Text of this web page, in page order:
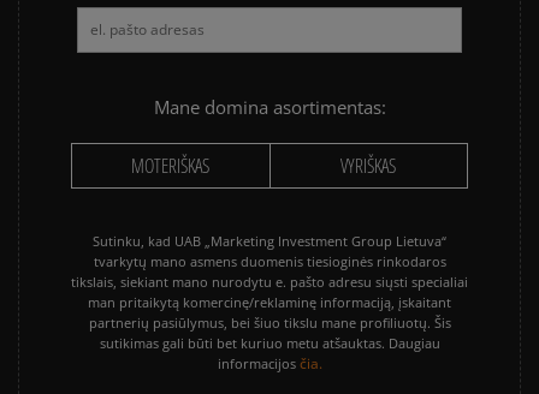
Mane domina asortimentas:
MOTERIŠKAS VYRIŠKAS
Sutinku, kad UAB „Marketing Investment Group Lietuva“
tvarkytų mano asmens duomenis tiesioginės rinkodaros
tikslais, siekiant mano nurodytu e. pašto adresu siųsti specialiai
man pritaikytą komercinę/reklaminę informaciją, įskaitant
partnerių pasiūlymus, bei šiuo tikslu mane profiliuotų. Šis
sutikimas gali būti bet kuriuo metu atšauktas. Daugiau
informacijos čia.